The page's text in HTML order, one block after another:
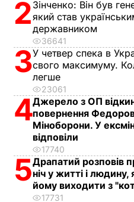
2 Зінченко: Він був
який став
державником
36641
3У четвер спека в
свого максимуму.
легше
23061
4Джерело з ОП
повернення
Міноборони. У
відповіли
17740
5Драпатий розповів
ніч у житті і
йому виходити з
17731